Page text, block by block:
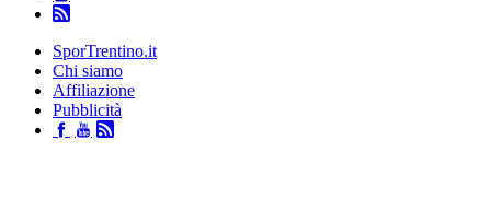
SporTrentino.it
Chi siamo
Affiliazione
Pubblicità